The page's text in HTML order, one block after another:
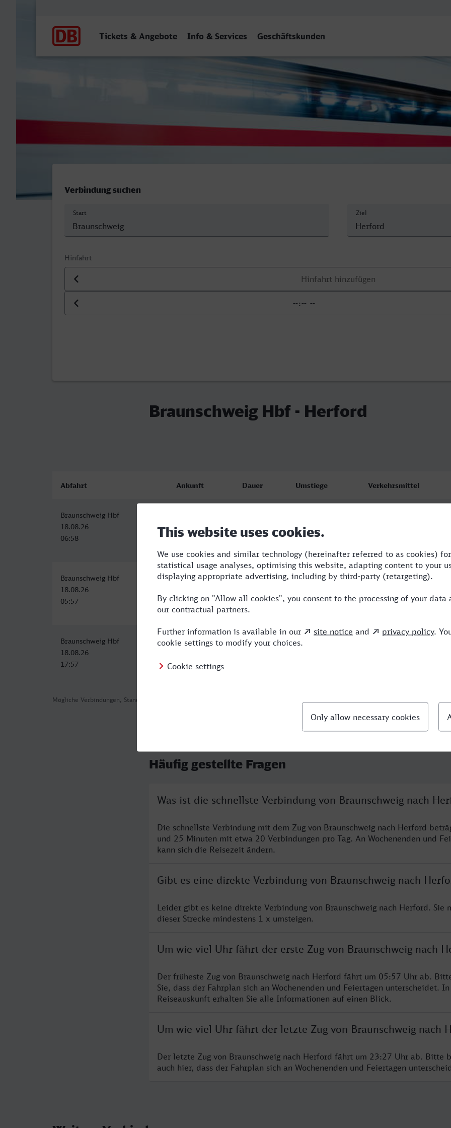
Tickets & Angebote Info & Services Geschäftskunden
Braunschweig Hbf - Herford
Verbindung suchen
Start Ziel
Hinfahrt
Datum der Hinfahrt
Uhrzeit der Hinfahrt
Braunschweig Hbf - Herford
Mögliche Verbindungen, Stand: 2026-08-04 01:34
Abfahrt Ankunft Dauer Umstiege Verkehrsmittel
Braunschweig Hbf
18.08.26
06:58
18.08.26
09:23
Braunschweig Hbf
18.08.26
05:57
Herford
08:23
2:26 1 RB,ICE
Braunschweig Hbf
18.08.26
17:57
Herford
20:23
2:26 1
Häufig gestellte Fragen
Was ist die schnellste Verbindung von Braunschweig nach
Die schnellste Verbindung mit dem Zug von Braunschweig nach Herford
und 25 Minuten mit etwa 20 Verbindungen pro Tag. An Wochenenden und
kann sich die Reisezeit ändern.
Gibt es eine direkte Verbindung von Braunschweig nach
Leider gibt es keine direkte Verbindung von Braunschweig nach Herford. Sie
dieser Strecke mindestens 1 x umsteigen.
Um wie viel Uhr fährt der erste Zug von Braunschweig nach
Der früheste Zug von Braunschweig nach Herford fährt um 05:57 Uhr ab.
Sie, dass der Fahrplan sich an Wochenenden und Feiertagen unterscheidet.
Reiseauskunft erhalten Sie alle Informationen auf einen Blick.
Um wie viel Uhr fährt der letzte Zug von Braunschweig nach
Der letzte Zug von Braunschweig nach Herford fährt um 23:27 Uhr ab. Bitte
auch hier, dass der Fahrplan sich an Wochenenden und Feiertagen